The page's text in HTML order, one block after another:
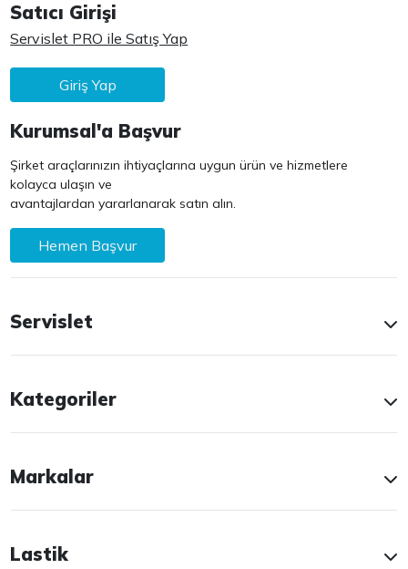
Satıcı Girişi
Servislet PRO ile Satış Yap
Giriş Yap
Kurumsal'a Başvur
Şirket araçlarınızın ihtiyaçlarına uygun ürün ve hizmetlere
kolayca ulaşın ve
avantajlardan yararlanarak satın alın.
Hemen Başvur
Servislet
Kategoriler
Markalar
Lastik